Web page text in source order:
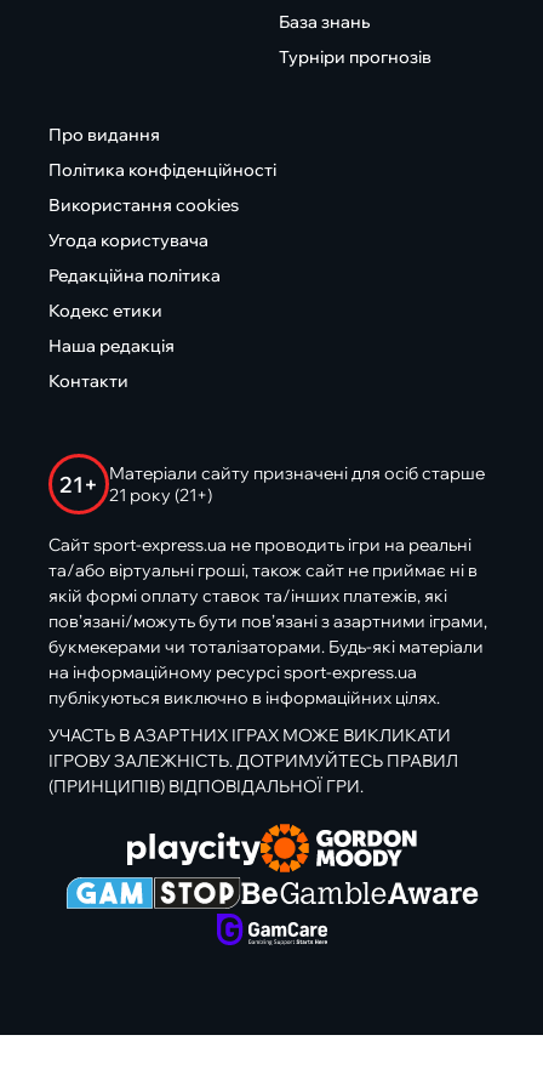
База знань
Турніри прогнозів
Про видання
Політика конфіденційності
Використання cookies
Угода користувача
Редакційна політика
Кодекс етики
Наша редакція
Контакти
21+
Матеріали сайту призначені для осіб старше
21 року (21+)
Сайт sport-express.ua не проводить ігри на реальні
та/або віртуальні гроші, також сайт не приймає ні в
якій формі оплату ставок та/інших платежів, які
пов’язані/можуть бути пов’язані з азартними іграми,
букмекерами чи тоталізаторами. Будь-які матеріали
на інформаційному ресурсі sport-express.ua
публікуються виключно в інформаційних цілях.
УЧАСТЬ В АЗАРТНИХ ІГРАХ МОЖЕ ВИКЛИКАТИ
ІГРОВУ ЗАЛЕЖНІСТЬ. ДОТРИМУЙТЕСЬ ПРАВИЛ
(ПРИНЦИПІВ) ВІДПОВІДАЛЬНОЇ ГРИ.